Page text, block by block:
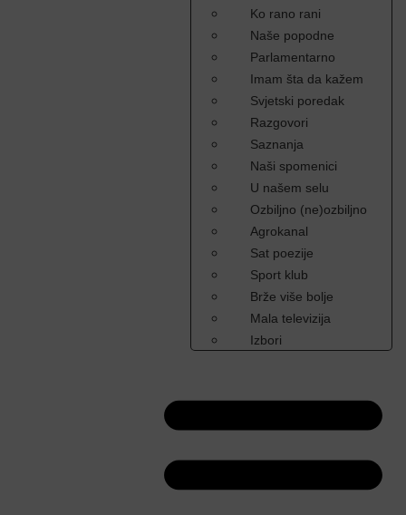
Ko rano rani
Naše popodne
Parlamentarno
Imam šta da kažem
Svjetski poredak
Razgovori
Saznanja
Naši spomenici
U našem selu
Ozbiljno (ne)ozbiljno
Agrokanal
Sat poezije
Sport klub
Brže više bolje
Mala televizija
Izbori